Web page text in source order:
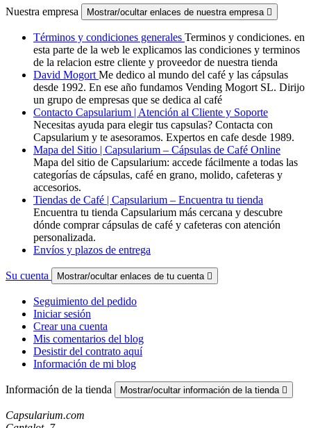
Nuestra empresa Mostrar/ocultar enlaces de nuestra empresa 
Términos y condiciones generales Terminos y condiciones. en
esta parte de la web le explicamos las condiciones y terminos
de la relacion estre cliente y proveedor de nuestra tienda
David Mogort Me dedico al mundo del café y las cápsulas
desde 1992. En ese año fundamos Vending Mogort SL. Dirijo
un grupo de empresas que se dedica al café
Contacto Capsularium | Atención al Cliente y Soporte
Necesitas ayuda para elegir tus capsulas? Contacta con
Capsularium y te asesoramos. Expertos en cafe desde 1989.
Mapa del Sitio | Capsularium – Cápsulas de Café Online
Mapa del sitio de Capsularium: accede fácilmente a todas las
categorías de cápsulas, café en grano, molido, cafeteras y
accesorios.
Tiendas de Café | Capsularium – Encuentra tu tienda
Encuentra tu tienda Capsularium más cercana y descubre
dónde comprar cápsulas de café y cafeteras con atención
personalizada.
Envíos y plazos de entrega
Su cuenta Mostrar/ocultar enlaces de tu cuenta 
Seguimiento del pedido
Iniciar sesión
Crear una cuenta
Mis comentarios del blog
Desistir del contrato aquí
Información de mi blog
Información de la tienda Mostrar/ocultar información de la tienda 
Capsularium.com